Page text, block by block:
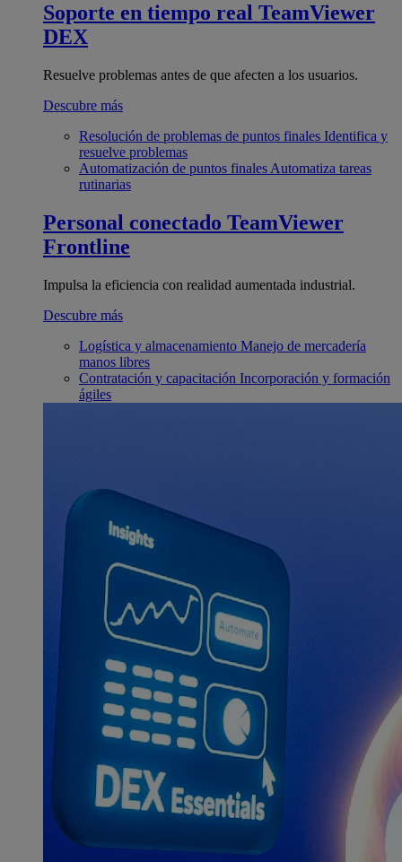
Soporte en tiempo real TeamViewer
DEX
Resuelve problemas antes de que afecten a los usuarios.
Descubre más
Resolución de problemas de puntos finales Identifica y
resuelve problemas
Automatización de puntos finales Automatiza tareas
rutinarias
Personal conectado TeamViewer
Frontline
Impulsa la eficiencia con realidad aumentada industrial.
Descubre más
Logística y almacenamiento Manejo de mercadería
manos libres
Contratación y capacitación Incorporación y formación
ágiles